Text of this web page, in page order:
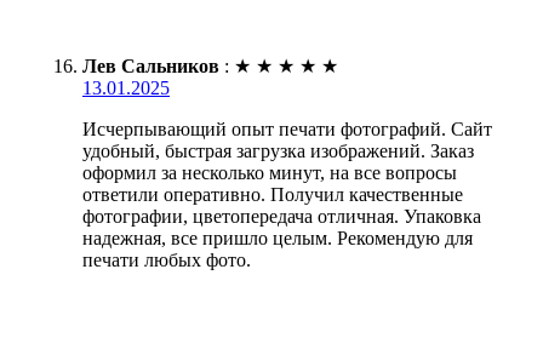
Лев Сальников : ★ ★ ★ ★ ★
13.01.2025
Исчерпывающий опыт печати фотографий. Сайт
удобный, быстрая загрузка изображений. Заказ
оформил за несколько минут, на все вопросы
ответили оперативно. Получил качественные
фотографии, цветопередача отличная. Упаковка
надежная, все пришло целым. Рекомендую для
печати любых фото.